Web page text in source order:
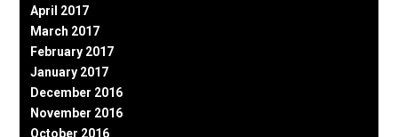
April 2017
March 2017
February 2017
January 2017
December 2016
November 2016
October 2016